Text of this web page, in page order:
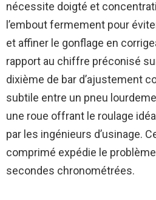
nécessite doigté et
l’embout fermement pour
et affiner le gonflage en
rapport au chiffre préconisé
dixième de bar d’ajustement
subtile entre un pneu
une roue offrant le roulage
par les ingénieurs d’usinage.
comprimé expédie le
secondes chronométrées.